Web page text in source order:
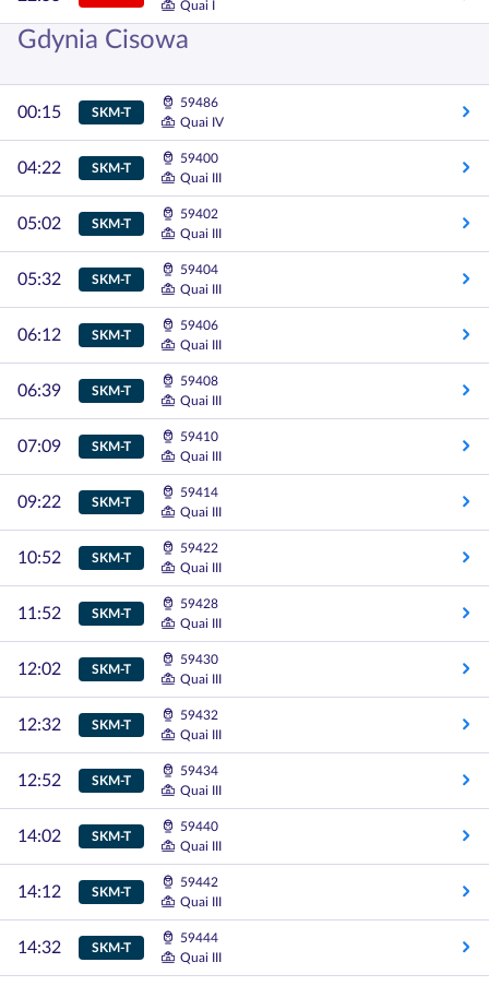
Quai I
Gdynia Cisowa
00:15 SKM-T
59486
Quai IV
04:22 SKM-T
59400
Quai III
05:02 SKM-T
59402
Quai III
05:32 SKM-T
59404
Quai III
06:12 SKM-T
59406
Quai III
06:39 SKM-T
59408
Quai III
07:09 SKM-T
59410
Quai III
09:22 SKM-T
59414
Quai III
10:52 SKM-T
59422
Quai III
11:52 SKM-T
59428
Quai III
12:02 SKM-T
59430
Quai III
12:32 SKM-T
59432
Quai III
12:52 SKM-T
59434
Quai III
14:02 SKM-T
59440
Quai III
14:12 SKM-T
59442
Quai III
14:32 SKM-T
59444
Quai III